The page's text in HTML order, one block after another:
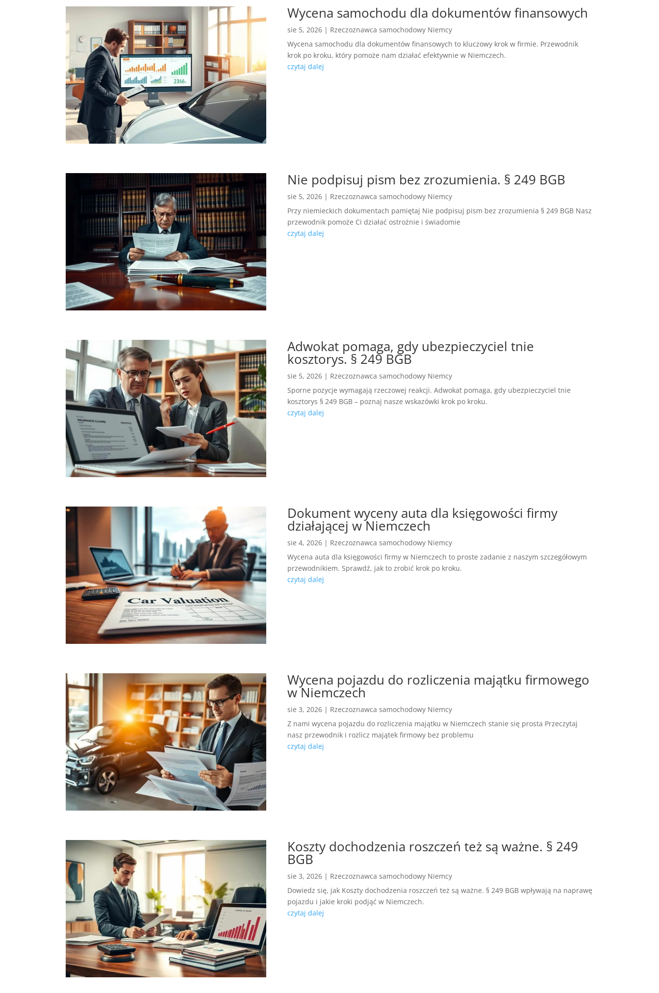
Wycena samochodu dla dokumentów finansowych
sie 5, 2026 | Rzeczoznawca samochodowy Niemcy
Wycena samochodu dla dokumentów finansowych to kluczowy krok w firmie. Przewodnik
krok po kroku, który pomoże nam działać efektywnie w Niemczech.
czytaj dalej
Nie podpisuj pism bez zrozumienia. § 249 BGB
sie 5, 2026 | Rzeczoznawca samochodowy Niemcy
Przy niemieckich dokumentach pamiętaj Nie podpisuj pism bez zrozumienia § 249 BGB Nasz
przewodnik pomoże Ci działać ostrożnie i świadomie
czytaj dalej
Adwokat pomaga, gdy ubezpieczyciel tnie
kosztorys. § 249 BGB
sie 5, 2026 | Rzeczoznawca samochodowy Niemcy
Sporne pozycje wymagają rzeczowej reakcji. Adwokat pomaga, gdy ubezpieczyciel tnie
kosztorys § 249 BGB – poznaj nasze wskazówki krok po kroku.
czytaj dalej
Dokument wyceny auta dla księgowości firmy
działającej w Niemczech
sie 4, 2026 | Rzeczoznawca samochodowy Niemcy
Wycena auta dla księgowości firmy w Niemczech to proste zadanie z naszym szczegółowym
przewodnikiem. Sprawdź, jak to zrobić krok po kroku.
czytaj dalej
Wycena pojazdu do rozliczenia majątku firmowego
w Niemczech
sie 3, 2026 | Rzeczoznawca samochodowy Niemcy
Z nami wycena pojazdu do rozliczenia majątku w Niemczech stanie się prosta Przeczytaj
nasz przewodnik i rozlicz majątek firmowy bez problemu
czytaj dalej
Koszty dochodzenia roszczeń też są ważne. § 249
BGB
sie 3, 2026 | Rzeczoznawca samochodowy Niemcy
Dowiedz się, jak Koszty dochodzenia roszczeń też są ważne. § 249 BGB wpływają na naprawę
pojazdu i jakie kroki podjąć w Niemczech.
czytaj dalej